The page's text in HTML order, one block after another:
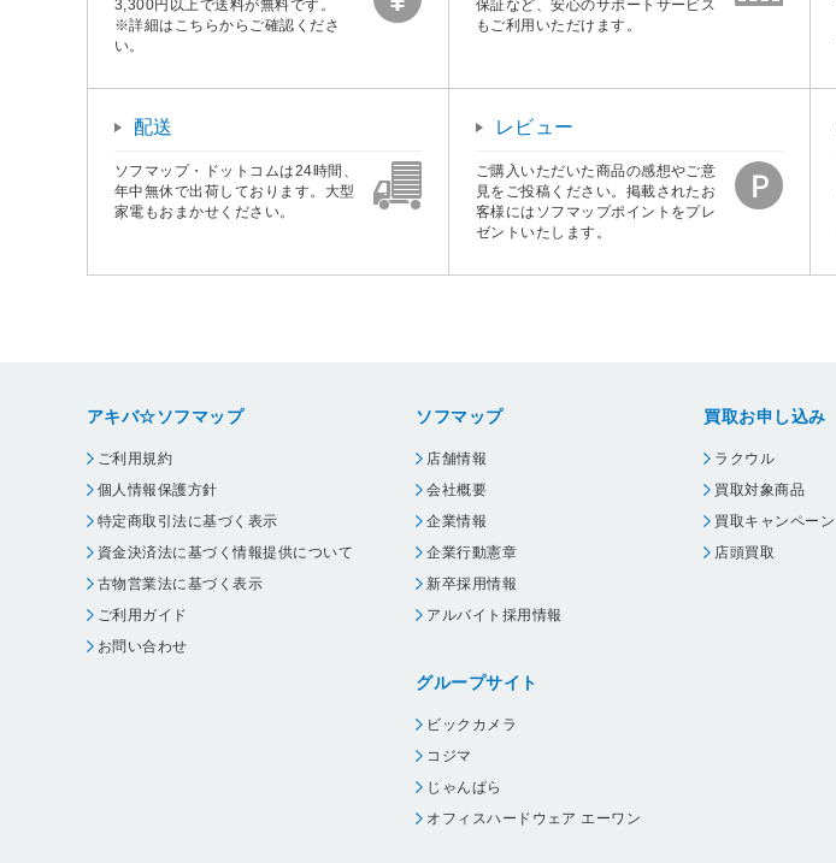
3,300円以上で送料が無料です。
※詳細はこちらからご確認くださ
い。
保証など、安心のサポートサービス
もご利用いただけます。
配送
ソフマップ・ドットコムは24時間、
年中無休で出荷しております。大型
家電もおまかせください。
レビュー
ご購入いただいた商品の感想やご意
見をご投稿ください。掲載されたお
客様にはソフマップポイントをプレ
ゼントいたします。
アキバ☆ソフマップ
ご利用規約
個人情報保護方針
特定商取引法に基づく表示
資金決済法に基づく情報提供について
古物営業法に基づく表示
ご利用ガイド
お問い合わせ
ソフマップ
店舗情報
会社概要
企業情報
企業行動憲章
新卒採用情報
アルバイト採用情報
グループサイト
ビックカメラ
コジマ
じゃんぱら
オフィスハードウェア エーワン
買取お申し込み
ラクウル
買取対象商品
買取キャンペーン
店頭買取